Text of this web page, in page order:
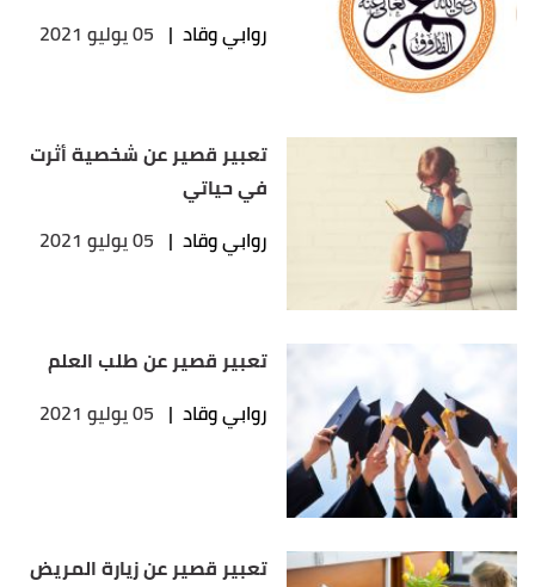
روابي وقاد | 05 يوليو 2021
تعبير قصير عن شخصية أثرت
في حياتي
روابي وقاد | 05 يوليو 2021
تعبير قصير عن طلب العلم
روابي وقاد | 05 يوليو 2021
تعبير قصير عن زيارة المريض